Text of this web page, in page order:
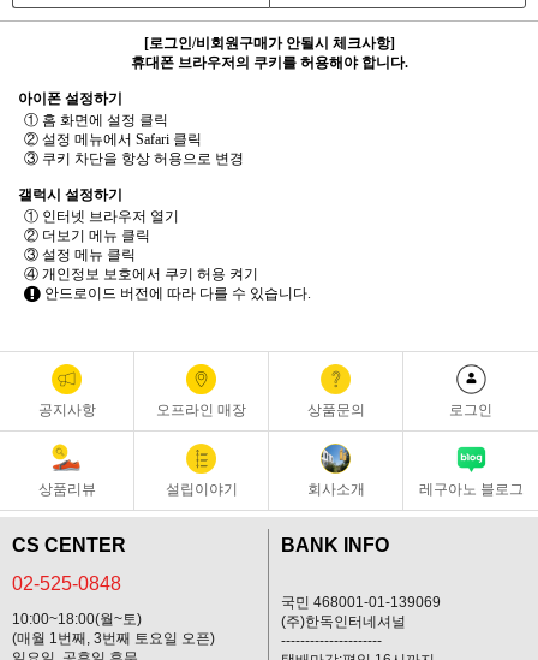
[로그인/비회원구매가 안될시 체크사항]
휴대폰 브라우저의 쿠키를 허용해야 합니다.
아이폰 설정하기
① 홈 화면에 설정 클릭
② 설정 메뉴에서 Safari 클릭
③ 쿠키 차단을 항상 허용으로 변경
갤럭시 설정하기
① 인터넷 브라우저 열기
② 더보기 메뉴 클릭
③ 설정 메뉴 클릭
④ 개인정보 보호에서 쿠키 허용 켜기
안드로이드 버전에 따라 다를 수 있습니다.
공지사항 오프라인 매장 상품문의 로그인
상품리뷰 설립이야기 회사소개 레구아노 블로그
CS CENTER
02-525-0848
10:00~18:00(월~토)
(매월 1번째, 3번째 토요일 오픈)
BANK INFO
국민 468001-01-139069
(주)한독인터네셔널
---------------------